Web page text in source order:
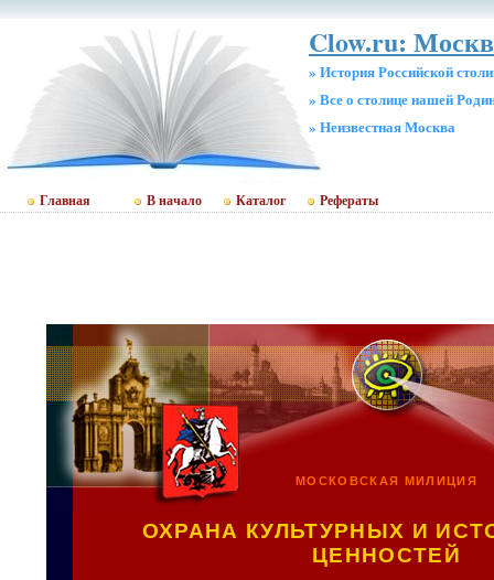
Clow.ru:
» История Российской
» Все о столице нашей
» Неизвестная Москва
Главная В начало Каталог Рефераты
МОСКОВСКАЯ МИЛИЦИЯ
ОХРАНА КУЛЬТУРНЫХ И
ЦЕННОСТЕЙ